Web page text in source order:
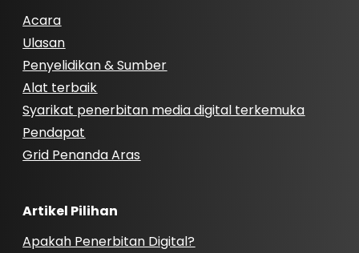
Acara
Ulasan
Penyelidikan & Sumber
Alat terbaik
Syarikat penerbitan media digital terkemuka
Pendapat
Grid Penanda Aras
Artikel Pilihan
Apakah Penerbitan Digital?